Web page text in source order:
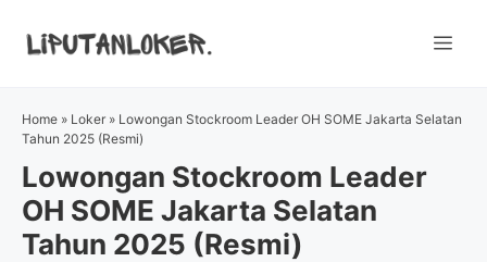
Home » Loker » Lowongan Stockroom Leader OH SOME Jakarta Selatan
Tahun 2025 (Resmi)
Lowongan Stockroom Leader
OH SOME Jakarta Selatan
Tahun 2025 (Resmi)